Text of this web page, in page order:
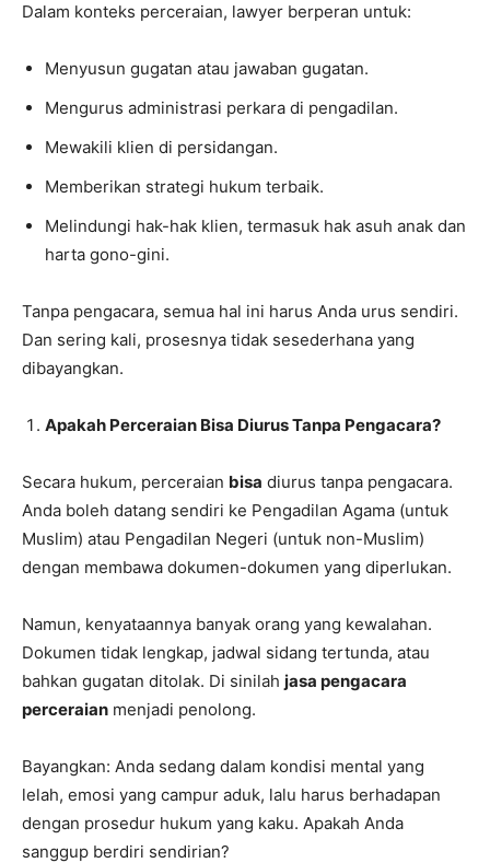
Dalam konteks perceraian, lawyer berperan untuk:
Menyusun gugatan atau jawaban gugatan.
Mengurus administrasi perkara di pengadilan.
Mewakili klien di persidangan.
Memberikan strategi hukum terbaik.
Melindungi hak-hak klien, termasuk hak asuh anak dan
harta gono-gini.
Tanpa pengacara, semua hal ini harus Anda urus sendiri.
Dan sering kali, prosesnya tidak sesederhana yang
dibayangkan.
Apakah Perceraian Bisa Diurus Tanpa Pengacara?
Secara hukum, perceraian bisa diurus tanpa pengacara.
Anda boleh datang sendiri ke Pengadilan Agama (untuk
Muslim) atau Pengadilan Negeri (untuk non-Muslim)
dengan membawa dokumen-dokumen yang diperlukan.
Namun, kenyataannya banyak orang yang kewalahan.
Dokumen tidak lengkap, jadwal sidang tertunda, atau
bahkan gugatan ditolak. Di sinilah jasa pengacara
perceraian menjadi penolong.
Bayangkan: Anda sedang dalam kondisi mental yang
lelah, emosi yang campur aduk, lalu harus berhadapan
dengan prosedur hukum yang kaku. Apakah Anda
sanggup berdiri sendirian?